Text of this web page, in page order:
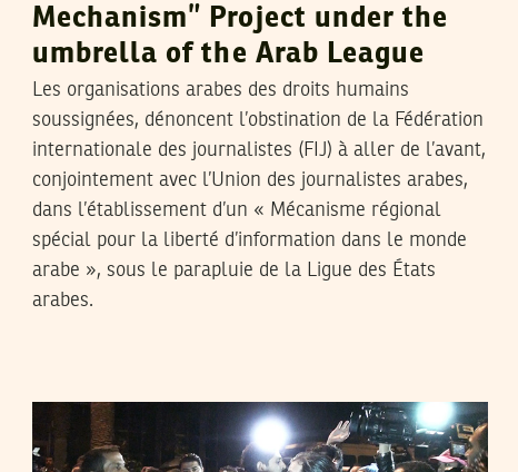
Mechanism” Project under the
umbrella of the Arab League
Les organisations arabes des droits humains
soussignées, dénoncent l’obstination de la Fédération
internationale des journalistes (FIJ) à aller de l’avant,
conjointement avec l’Union des journalistes arabes,
dans l’établissement d’un « Mécanisme régional
spécial pour la liberté d’information dans le monde
arabe », sous le parapluie de la Ligue des États
arabes.